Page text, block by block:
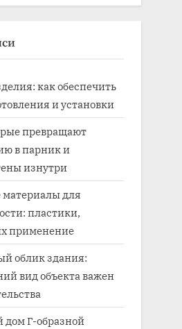
как обеспечить
и установки
превращают
в парник и
изнутри
для
пластики,
применение
облик здания:
вид объекта важен
Г-образной